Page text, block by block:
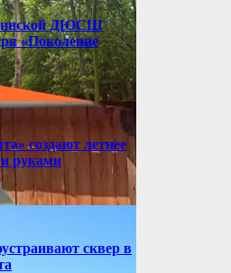
ДЮСШ
«Поколение
создают летнее
руками
сквер в